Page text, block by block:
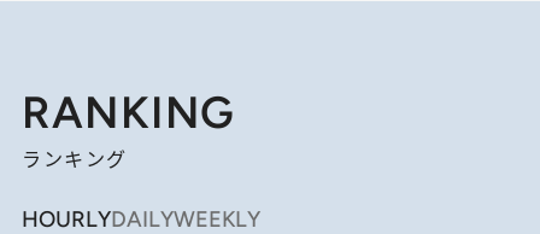
RANKING
ランキング
HOURLYDAILYWEEKLY